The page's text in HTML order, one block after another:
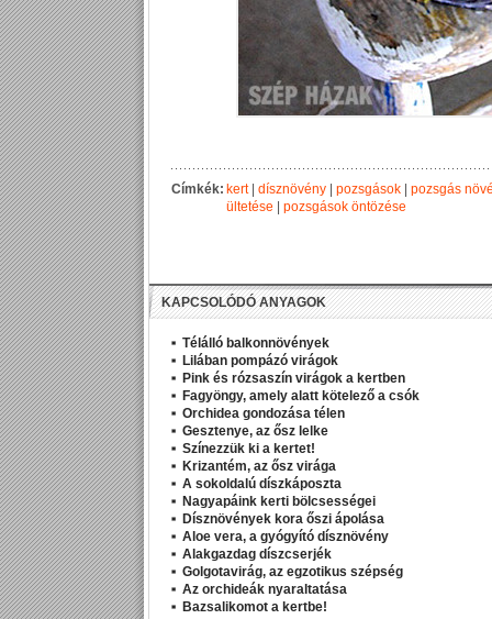
Címkék: kert| dísznövény pozsgások
pozsgás
ültetése
pozsgások öntözése
KAPCSOLÓDÓ ANYAGOK
Télálló balkonnövények
Lilában pompázó virágok
Pink és rózsaszín virágok a kertben
Fagyöngy, amely alatt kötelező a csók
Orchidea gondozása télen
Gesztenye, az ősz lelke
Színezzük ki a kertet!
Krizantém, az ősz virága
A sokoldalú díszkáposzta
Nagyapáink kerti bölcsességei
Dísznövények kora őszi ápolása
Aloe vera, a gyógyító dísznövény
Alakgazdag díszcserjék
Golgotavirág, az egzotikus szépség
Az orchideák nyaraltatása
Bazsalikomot a kertbe!